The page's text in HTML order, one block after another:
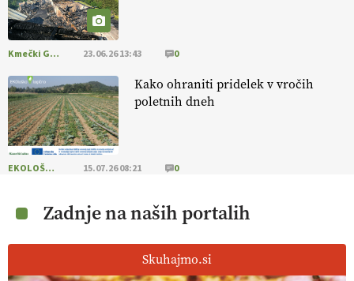
Kmečki Glas 23.06.26 13:43 0
Kako ohraniti pridelek v vročih
poletnih dneh
EKOLOŠKO LOGIČNO 15.07.26 08:21 0
Zadnje na naših portalih
Skuhajmo.si